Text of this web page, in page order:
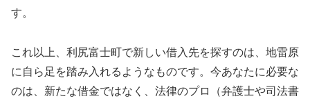
す。
これ以上、利尻富士町で新しい借入先を探すのは、地雷原
に自ら足を踏み入れるようなものです。今あなたに必要な
のは、新たな借金ではなく、法律のプロ（弁護士や司法書